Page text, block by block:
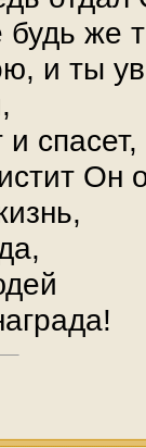
будь же
и ты
спасет,
Он